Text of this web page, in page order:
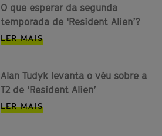
O que esperar da segunda
temporada de ‘Resident Alien’?
LER MAIS
Alan Tudyk levanta o véu sobre a
T2 de ‘Resident Alien’
LER MAIS